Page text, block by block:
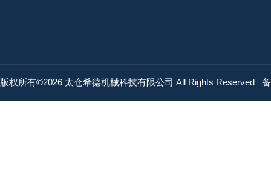
版权所有©2026 太仓希德机械科技有限公司 All Rights Reserved